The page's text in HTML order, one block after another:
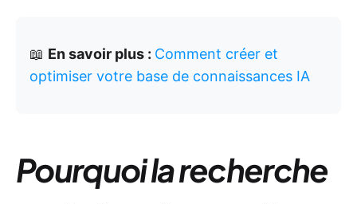
📖 En savoir plus : Comment créer et
optimiser votre base de connaissances IA
Pourquoi la recherche